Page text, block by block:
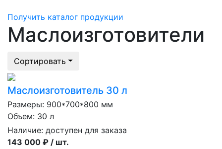
Получить каталог продукции
Маслоизготовители
Сортировать
Маслоизготовитель 30 л
Размеры: 900*700*800 мм
Объем: 30 л
Наличие: доступен для заказа
143 000 ₽ / шт.